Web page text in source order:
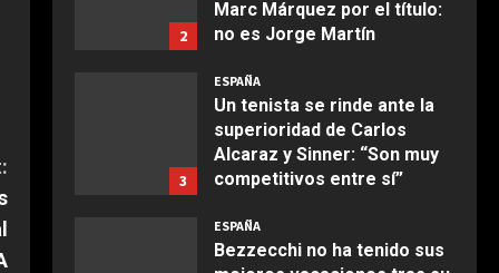
2
Marc Márquez por el título:
no es Jorge Martín
3
ESPAÑA
Un tenista se rinde ante la
superioridad de Carlos
Alcaraz y Sinner: “Son muy
competitivos entre sí”
ESPAÑA
Bezzecchi no ha tenido sus
Boquerones fritos en
freidora de aire
Aprile 24, 2026
Buñuelos de alcachofas